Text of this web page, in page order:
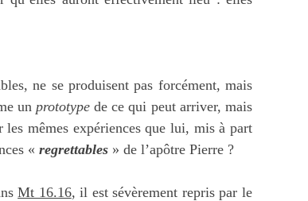
ne se produisent pas forcément, mais
un prototype de ce qui peut arriver, mais
mêmes expériences que lui, mis à part
« regrettables » de l’apôtre Pierre ?
Mt 16.16, il est sévèrement repris par le